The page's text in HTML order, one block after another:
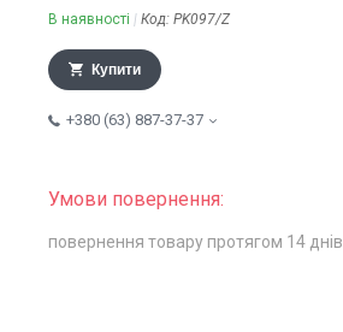
В наявності Код: PK097/Z
Купити
+380 (63) 887-37-37
повернення товару протягом 14 днів